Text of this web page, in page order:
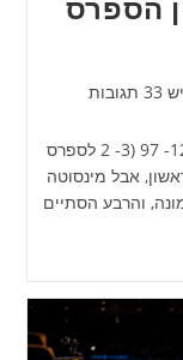
יש 33 תגובות
סאן-אנטוניו ספרס - מינסוטה טימברוולבס 126- 97 (3- 2 לספרס
ברבע הראשון, אבל מינסוטה
והרבע הסתיים